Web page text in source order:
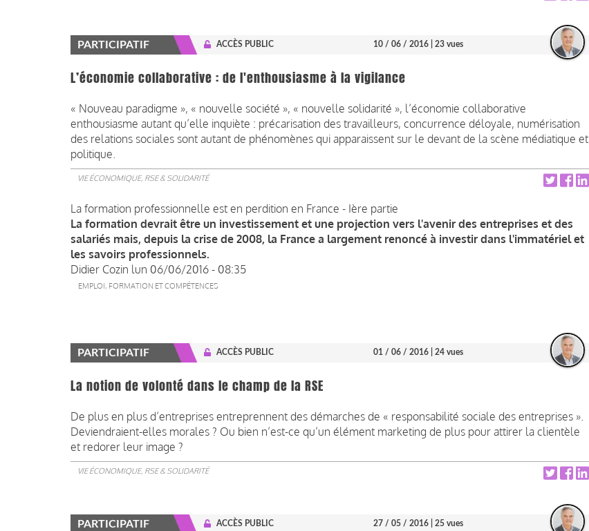
PARTICIPATIF ACCÈS PUBLIC 10 / 06 / 2016 | 23 vues
L’économie collaborative : de l'enthousiasme à la vigilance
« Nouveau paradigme », « nouvelle société », « nouvelle solidarité », l’économie collaborative
enthousiasme autant qu’elle inquiète : précarisation des travailleurs, concurrence déloyale, numérisation
des relations sociales sont autant de phénomènes qui apparaissent sur le devant de la scène médiatique et
politique.
VIE ÉCONOMIQUE, RSE & SOLIDARITÉ
La formation professionnelle est en perdition en France - Ière partie
La formation devrait être un investissement et une projection vers l'avenir des entreprises et des
salariés mais, depuis la crise de 2008, la France a largement renoncé à investir dans l'immatériel et
les savoirs professionnels.
Didier Cozin lun 06/06/2016 - 08:35
EMPLOI, FORMATION ET COMPÉTENCES
PARTICIPATIF ACCÈS PUBLIC 01 / 06 / 2016 | 24 vues
La notion de volonté dans le champ de la RSE
De plus en plus d’entreprises entreprennent des démarches de « responsabilité sociale des entreprises ».
Deviendraient-elles morales ? Ou bien n’est-ce qu’un élément marketing de plus pour attirer la clientèle
et redorer leur image ?
VIE ÉCONOMIQUE, RSE & SOLIDARITÉ
PARTICIPATIF ACCÈS PUBLIC 27 / 05 / 2016 | 25 vues